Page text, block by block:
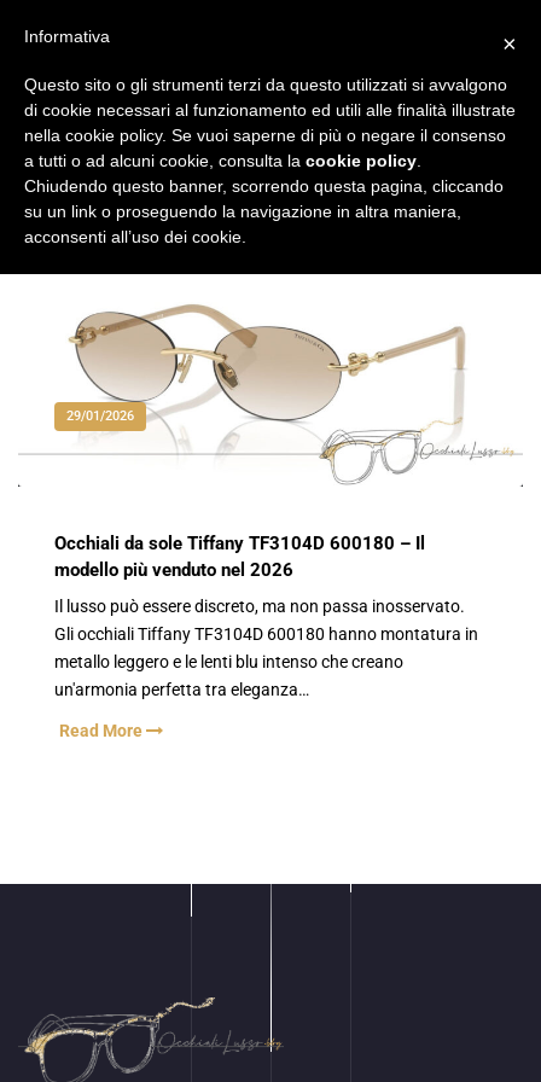
29/01/2026
Occhiali da sole Tiffany TF3104D 600180 – Il
modello più venduto nel 2026
Il lusso può essere discreto, ma non passa inosservato.
Gli occhiali Tiffany TF3104D 600180 hanno montatura in
metallo leggero e le lenti blu intenso che creano
un'armonia perfetta tra eleganza…
Read More
×
Informativa
Questo sito o gli strumenti terzi da questo utilizzati si avvalgono
di cookie necessari al funzionamento ed utili alle finalità illustrate
nella cookie policy. Se vuoi saperne di più o negare il consenso
a tutti o ad alcuni cookie, consulta la cookie policy
Chiudendo questo banner, scorrendo questa pagina, cliccando
su un link o proseguendo la navigazione in altra maniera,
acconsenti all’uso dei cookie.